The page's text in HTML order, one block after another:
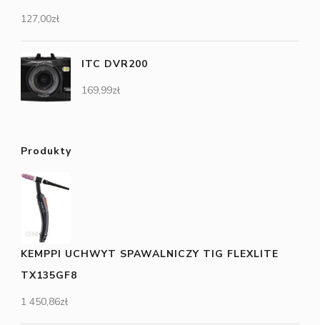
127,00zł
ITC DVR200
169,99zł
Produkty
KEMPPI UCHWYT SPAWALNICZY TIG FLEXLITE
TX135GF8
1 450,86zł